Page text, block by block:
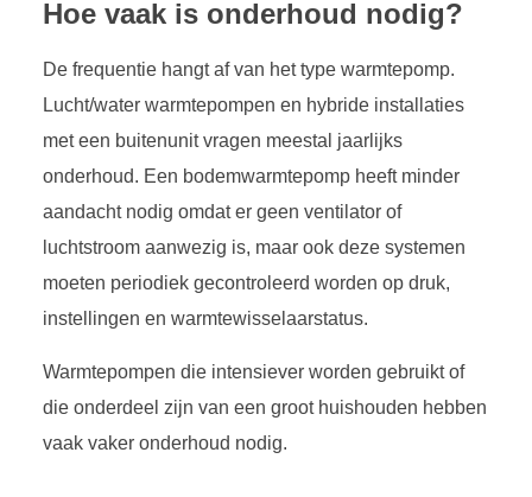
Hoe vaak is onderhoud nodig?
De frequentie hangt af van het type warmtepomp.
Lucht/water warmtepompen en hybride installaties
met een buitenunit vragen meestal jaarlijks
onderhoud. Een bodemwarmtepomp heeft minder
aandacht nodig omdat er geen ventilator of
luchtstroom aanwezig is, maar ook deze systemen
moeten periodiek gecontroleerd worden op druk,
instellingen en warmtewisselaarstatus.
Warmtepompen die intensiever worden gebruikt of
die onderdeel zijn van een groot huishouden hebben
vaak vaker onderhoud nodig.